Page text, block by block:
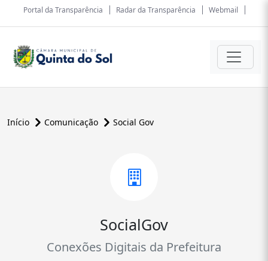
Portal da Transparência Radar da Transparência Webmail
Início Comunicação Social Gov
SocialGov
Conexões Digitais da Prefeitura